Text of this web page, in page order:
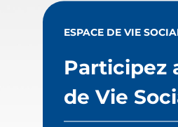
ESPACE DE VIE
Participez
de Vie